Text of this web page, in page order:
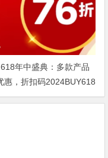
年中盛典：多款产品
惠，折扣码2024BUY618